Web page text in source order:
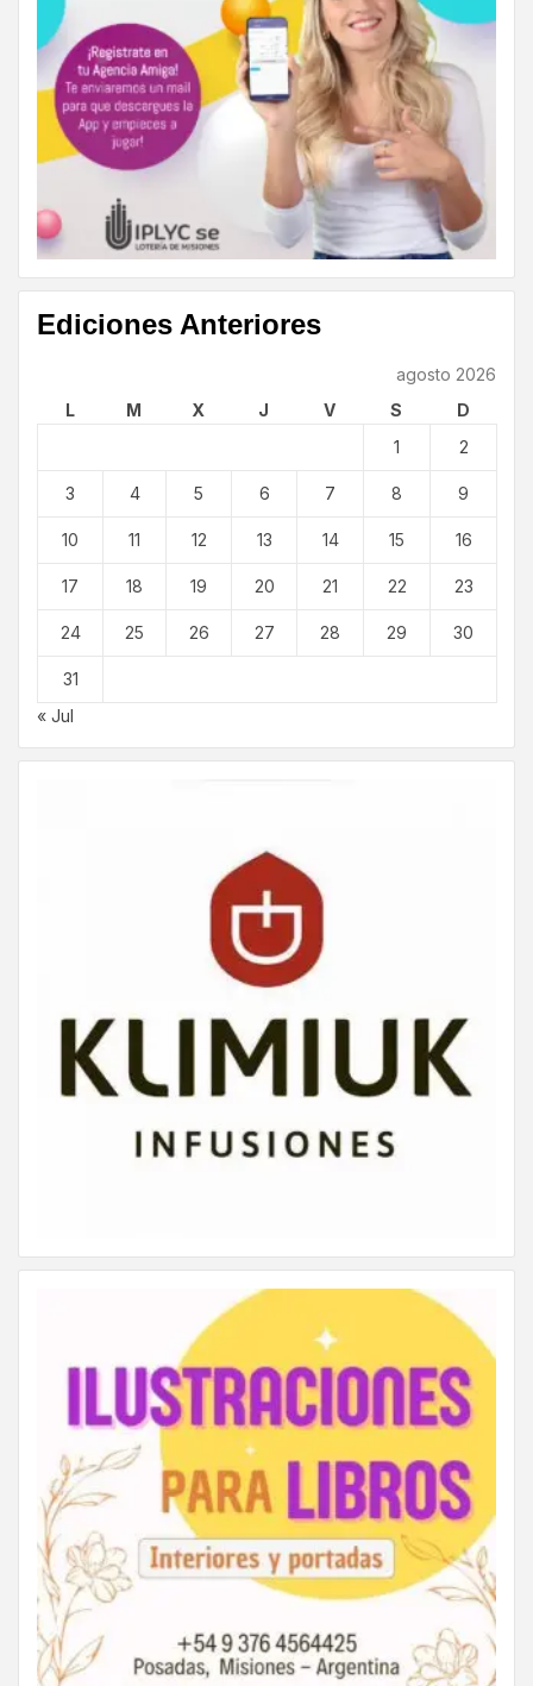
Ediciones Anteriores
agosto 2026
L
M X J V S
D
1
2
3 4 5 6 7 8 9
10 11 12 13 14 15 16
17 18 19 20 21 22 23
24 25 26 27 28 29 30
31
« Jul